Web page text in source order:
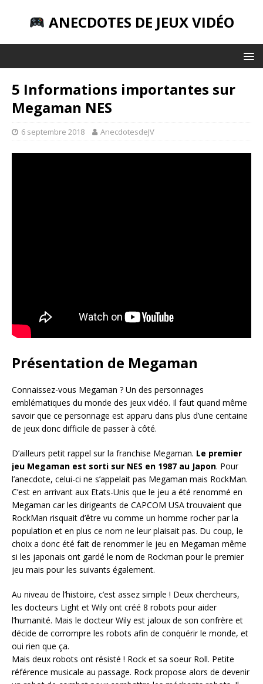
ANECDOTES DE JEUX VIDÉO
5 Informations importantes sur
Megaman NES
6 septembre 2018 AnecdotesdeJV
Présentation de Megaman
Connaissez-vous Megaman ? Un des personnages
emblématiques du monde des jeux vidéo. Il faut quand même
savoir que ce personnage est apparu dans plus d’une centaine
de jeux donc difficile de passer à côté.
D’ailleurs petit rappel sur la franchise Megaman. Le premier
jeu Megaman est sorti sur NES en 1987 au Japon. Pour
l’anecdote, celui-ci ne s’appelait pas Megaman mais RockMan.
C’est en arrivant aux Etats-Unis que le jeu a été renommé en
Megaman car les dirigeants de CAPCOM USA trouvaient que
RockMan risquait d’être vu comme un homme rocher par la
population et en plus ce nom ne leur plaisait pas. Du coup, le
choix a donc été fait de renommer le jeu en Megaman même
si les japonais ont gardé le nom de Rockman pour le premier
jeu mais pour les suivants également.
Au niveau de l’histoire, c’est assez simple ! Deux chercheurs,
les docteurs Light et Wily ont créé 8 robots pour aider
l’humanité. Mais le docteur Wily est jaloux de son confrère et
décide de corrompre les robots afin de conquérir le monde, et
oui rien que ça.
Mais deux robots ont résisté ! Rock et sa soeur Roll. Petite
référence musicale au passage. Rock propose alors de devenir